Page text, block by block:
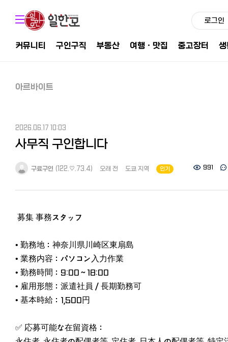
로그인
커뮤니티 구인구직 부동산 여행ㆍ맛집 중고장터
아르바이트
2026.06.17 10:03
사무직 구인합니다
구료구인 (122.♡.73.4) 오래 전 도쿄 지역 인기 991
募集 事務スタッフ
• 勤務地：神奈川県川崎区東扇島
• 業務内容：パソコン入力作業
• 勤務時間：9:00～18:00
• 雇用形態：派遣社員／長期勤務可
• 基本時給：1,500円
✅ 応募可能な在留資格：